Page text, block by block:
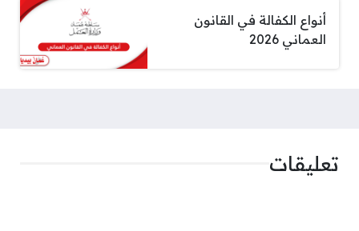
أنواع الكفالة في القانون
العماني 2026
تعليقات